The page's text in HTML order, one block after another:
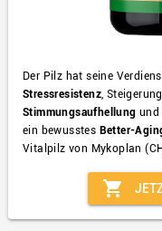
Der Pilz hat seine
Stressresistenz,
Stimmungsaufhellung und
ein bewusstes Better-
Vitalpilz von Mykoplan
shopping_cart